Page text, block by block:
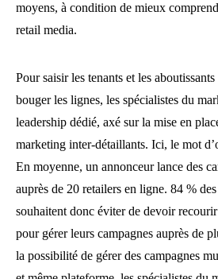
moyens, à condition de mieux
retail media.
Pour saisir les tenants et les
bouger les lignes, les spécialistes du
leadership dédié, axé sur la mise en
marketing inter-détaillants. Ici, le mot
En moyenne, un annonceur lance des
auprès de 20 retailers en ligne. 84 %
souhaitent donc éviter de devoir
pour gérer leurs campagnes auprès de
la possibilité de gérer des campagnes